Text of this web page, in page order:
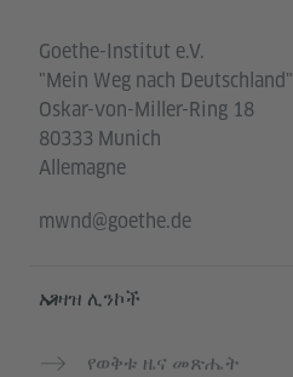
Goethe-Institut e.V.
"Mein Weg nach Deutschland"
Oskar-von-Miller-Ring 18
80333 Munich
Allemagne
mwnd@goethe.de
አገዛዝ ሊንኮች
የወቅቱ ዜና መጽሔት